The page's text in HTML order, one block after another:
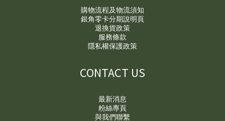
購物流程及物流須知
銀角零卡分期說明頁
退換貨政策
服務條款
隱私權保護政策
CONTACT US
最新消息
粉絲專頁
與我們聯繫